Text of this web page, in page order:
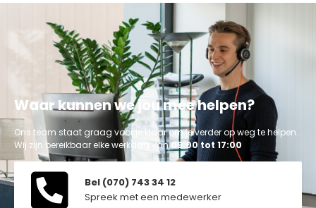
Waar kunnen we jou mee helpen?
Ons team staat graag voor je klaar om je verder op weg te helpen.
Wij zijn bereikbaar elke werkdag van09:00 tot 17:00
Bel (070) 743 34 12
Spreek met een medewerker